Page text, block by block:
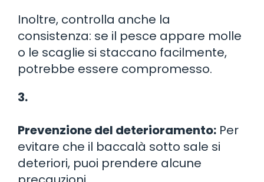
Inoltre, controlla anche la
consistenza: se il pesce appare molle
o le scaglie si staccano facilmente,
potrebbe essere compromesso.
3.
Prevenzione del deterioramento: Per
evitare che il baccalà sotto sale si
deteriori, puoi prendere alcune